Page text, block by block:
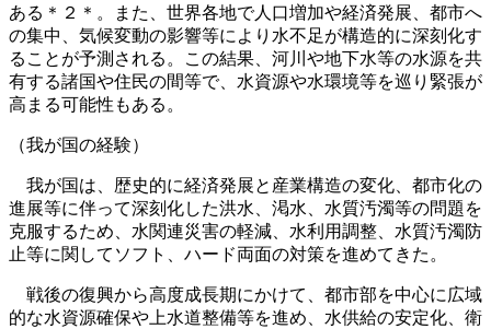
ある＊２＊。また、世界各地で人口増加や経済発展、都市へ
の集中、気候変動の影響等により水不足が構造的に深刻化す
ることが予測される。この結果、河川や地下水等の水源を共
有する諸国や住民の間等で、水資源や水環境等を巡り緊張が
高まる可能性もある。
（我が国の経験）
我が国は、歴史的に経済発展と産業構造の変化、都市化の
進展等に伴って深刻化した洪水、渇水、水質汚濁等の問題を
克服するため、水関連災害の軽減、水利用調整、水質汚濁防
止等に関してソフト、ハード両面の対策を進めてきた。
戦後の復興から高度成長期にかけて、都市部を中心に広域
的な水資源確保や上水道整備等を進め、水供給の安定化、衛